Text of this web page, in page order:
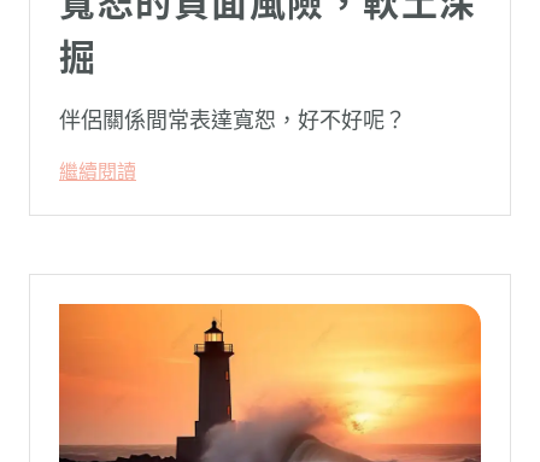
掘
伴侶關係間常表達寬恕，好不好呢？
繼續閱讀